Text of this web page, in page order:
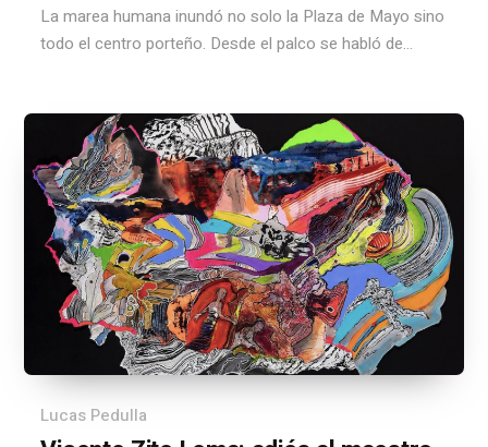
La marea humana inundó no solo la Plaza de Mayo sino
todo el centro porteño. Desde el palco se habló de...
Lucas Pedulla